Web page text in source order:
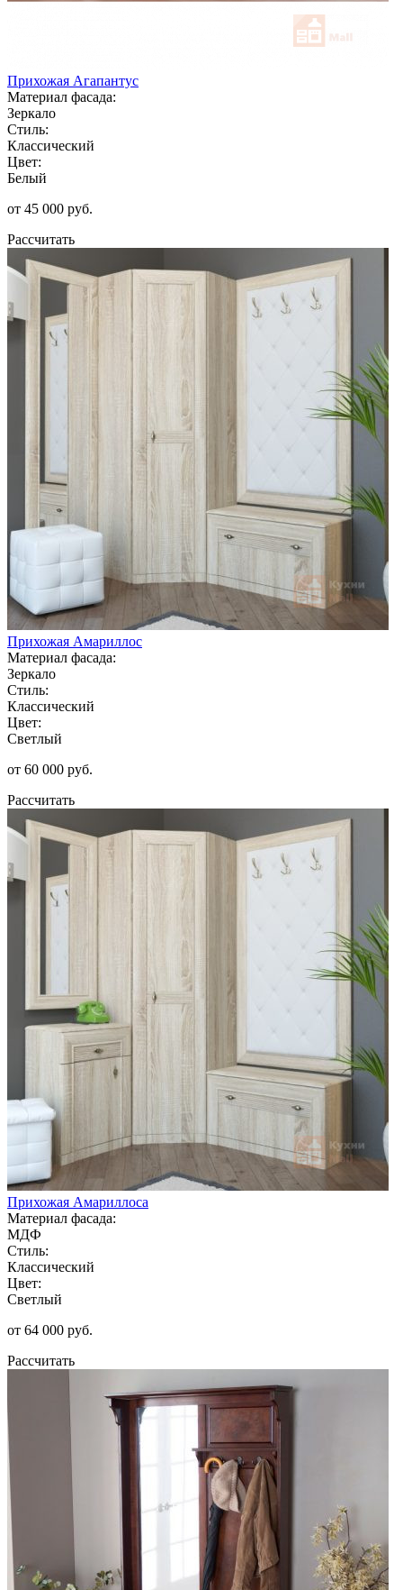
Прихожая Агапантус
Материал фасада:
Зеркало
Стиль:
Классический
Цвет:
Белый
от 45 000 руб.
Рассчитать
Прихожая Амариллос
Материал фасада:
Зеркало
Стиль:
Классический
Цвет:
Светлый
от 60 000 руб.
Рассчитать
Прихожая Амариллоса
Материал фасада:
МДФ
Стиль:
Классический
Цвет:
Светлый
от 64 000 руб.
Рассчитать